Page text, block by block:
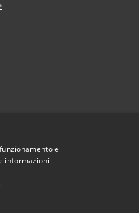
e
informazioni